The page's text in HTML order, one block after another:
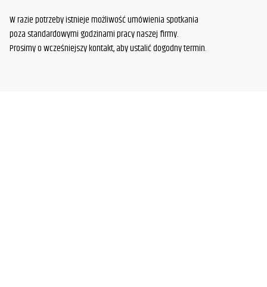
W razie potrzeby istnieje możliwość umówienia spotkania
poza standardowymi godzinami pracy naszej firmy.
Prosimy o wcześniejszy kontakt, aby ustalić dogodny termin.